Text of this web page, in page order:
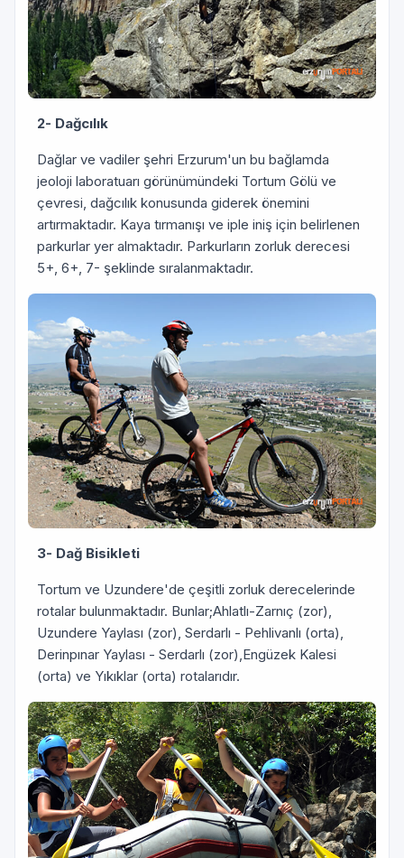
2- Dağcılık
Dağlar ve vadiler şehri Erzurum'un bu bağlamda
jeoloji laboratuarı görünümündeki Tortum Gölü ve
çevresi, dağcılık konusunda giderek önemini
artırmaktadır. Kaya tırmanışı ve iple iniş için belirlenen
parkurlar yer almaktadır. Parkurların zorluk derecesi
5+, 6+, 7- şeklinde sıralanmaktadır.
3- Dağ Bisikleti
Tortum ve Uzundere'de çeşitli zorluk derecelerinde
rotalar bulunmaktadır. Bunlar;Ahlatlı-Zarnıç (zor),
Uzundere Yaylası (zor), Serdarlı - Pehlivanlı (orta),
Derinpınar Yaylası - Serdarlı (zor),Engüzek Kalesi
(orta) ve Yıkıklar (orta) rotalarıdır.